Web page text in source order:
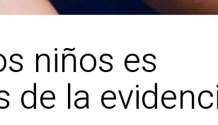
niños es
de la